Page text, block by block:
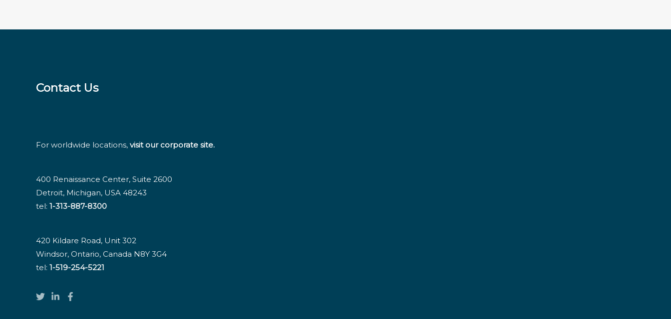
Contact Us
For worldwide locations, visit our corporate site.
400 Renaissance Center, Suite 2600
Detroit, Michigan, USA 48243
tel: 1-313-887-8300
420 Kildare Road, Unit 302
Windsor, Ontario, Canada N8Y 3G4
tel: 1-519-254-5221